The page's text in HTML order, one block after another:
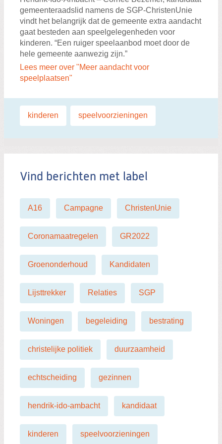
gemeenteraadslid namens de SGP-ChristenUnie
vindt het belangrijk dat de gemeente extra aandacht
gaat besteden aan speelgelegenheden voor
kinderen. “Een ruiger speelaanbod moet door de
hele gemeente aanwezig zijn.”
Lees meer over "Meer aandacht voor
speelplaatsen"
Labels:
kinderen speelvoorzieningen
Vind berichten met label
A16 Campagne ChristenUnie
Coronamaatregelen GR2022
Groenonderhoud Kandidaten
Lijsttrekker Relaties SGP
Woningen begeleiding bestrating
christelijke politiek duurzaamheid
echtscheiding gezinnen
hendrik-ido-ambacht kandidaat
kinderen speelvoorzieningen